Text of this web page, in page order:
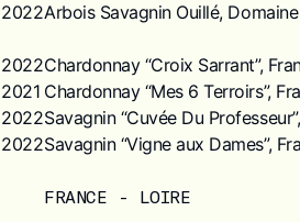
2022Arbois Savagnin Ouillé,
2022Chardonnay “Croix Sarrant”,
2021 Chardonnay “Mes 6 Terroirs”,
2022Savagnin “Cuvée Du
2022Savagnin “Vigne aux Dames”,
FRANCE - LOIRE